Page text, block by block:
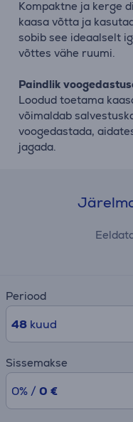
Kompaktne ja kerge
kaasa võtta ja
sobib see ideaalselt
võttes vähe ruumi.
Paindlik
Loodud toetama
võimaldab
voogedastada,
jagada.
Periood
48kuud
Sissemakse
0% / 0 €